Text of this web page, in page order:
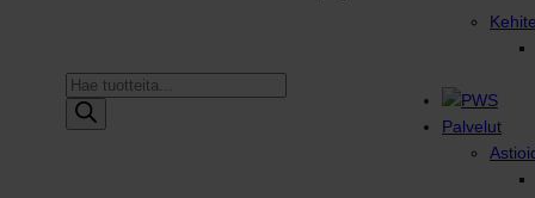
Products
search
Palvelut